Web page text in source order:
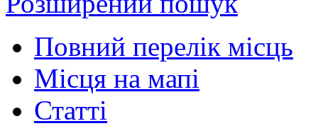
Повний перелік місць
Місця на мапі
Статті